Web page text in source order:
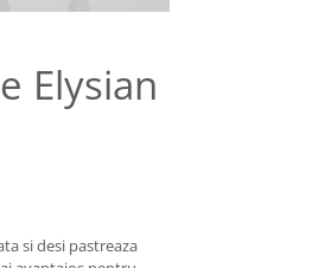
Elysian
si desi pastreaza